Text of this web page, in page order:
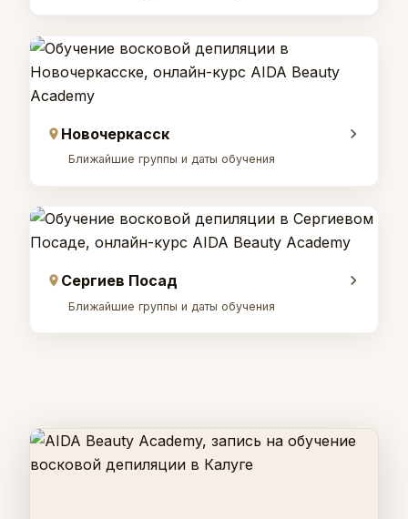
Новочеркасск
Ближайшие группы и даты обучения
Сергиев Посад
Ближайшие группы и даты обучения